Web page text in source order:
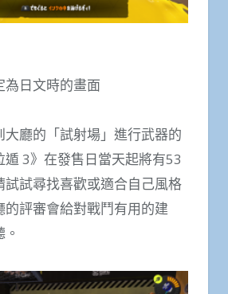
日文時的畫面
大廳的「試射場」進行武器的
遁 3》在發售日當天起將有53
試試尋找喜歡或適合自己風格
的評審會給對戰鬥有用的建